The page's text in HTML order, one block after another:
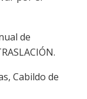
de
Cabildo de